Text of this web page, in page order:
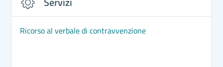
Ricorso al verbale di contravvenzione